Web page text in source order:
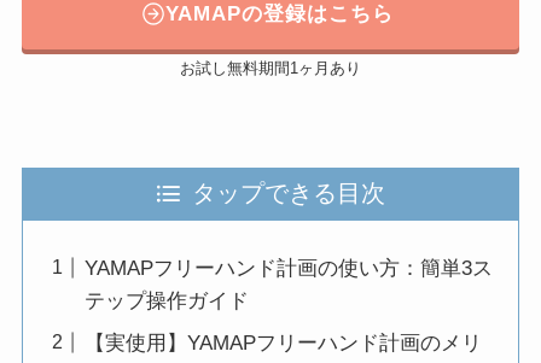
YAMAPの登録はこちら
お試し無料期間1ヶ月あり
タップできる目次
YAMAPフリーハンド計画の使い方：簡単3ス
テップ操作ガイド
【実使用】YAMAPフリーハンド計画のメリ